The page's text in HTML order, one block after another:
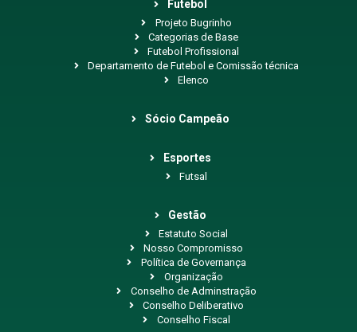
Futebol
Projeto Bugrinho
Categorias de Base
Futebol Profissional
Departamento de Futebol e Comissão técnica
Elenco
Sócio Campeão
Esportes
Futsal
Gestão
Estatuto Social
Nosso Compromisso
Política de Governança
Organização
Conselho de Adminstração
Conselho Deliberativo
Conselho Fiscal